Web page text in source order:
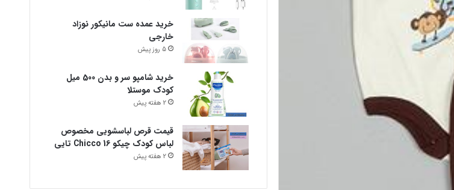
خرید عمده ست مانیکور نوزاد
خارجی
5 روز پیش
خرید شامپو سر و بدن 500 میل
کودک موستلا
2 هفته پیش
قیمت قرص لباسشویی مخصوص
لباس کودک چیکو Chicco 16 تایی
2 هفته پیش